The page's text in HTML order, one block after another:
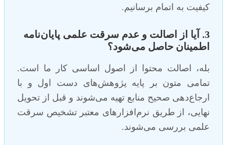
کیفیت به اتمام برسانیم.
3. آیا از اصالت و عدم سرقت علمی پایان‌نامه
اطمینان حاصل می‌شود؟
بله، اصالت محتوا از اصول اساسی کار ما است.
تمامی متون بر پایه پژوهش‌های دست اول و با
ارجاع‌دهی صحیح منابع تهیه می‌شوند و قبل از تحویل
نهایی، از طریق نرم‌افزارهای معتبر تشخیص سرقت
علمی بررسی می‌شوند.